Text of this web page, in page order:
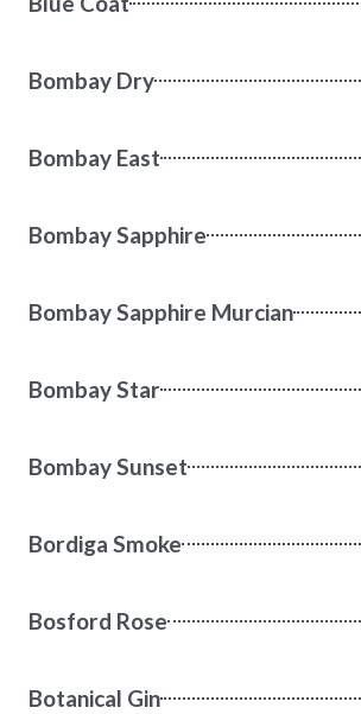
Bombay Dry
Bombay East
Bombay Sapphire
Bombay Sapphire Murcian
Bombay Star
Bombay Sunset
Bordiga Smoke
Bosford Rose
Botanical Gin